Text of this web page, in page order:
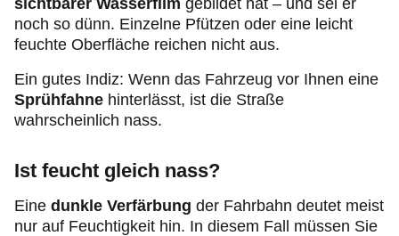
sichtbarer Wasserfilm gebildet hat – und sei er
noch so dünn. Einzelne Pfützen oder eine leicht
feuchte Oberfläche reichen nicht aus.
Ein gutes Indiz: Wenn das Fahrzeug vor Ihnen eine
Sprühfahne hinterlässt, ist die Straße
wahrscheinlich nass.
Ist feucht gleich nass?
Eine dunkle Verfärbung der Fahrbahn deutet meist
nur auf Feuchtigkeit hin. In diesem Fall müssen Sie